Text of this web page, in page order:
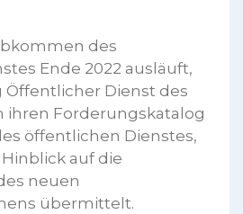
des
Ende 2022 ausläuft,
Dienst des
ihren Forderungskatalog
öffentlichen Dienstes,
auf die
neuen
übermittelt.